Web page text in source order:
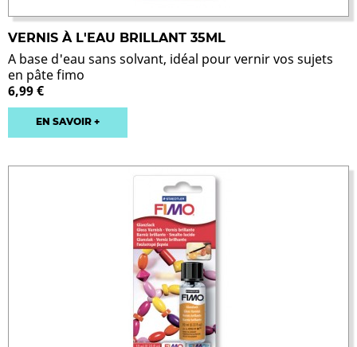
VERNIS À L'EAU BRILLANT 35ML
A base d'eau sans solvant, idéal pour vernir vos sujets
en pâte fimo
6,99 €
EN SAVOIR +